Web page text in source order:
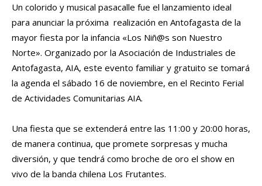
Un colorido y musical pasacalle fue el lanzamiento ideal
para anunciar la próxima realización en Antofagasta de la
mayor fiesta por la infancia «Los Niñ@s son Nuestro
Norte». Organizado por la Asociación de Industriales de
Antofagasta, AIA, este evento familiar y gratuito se tomará
la agenda el sábado 16 de noviembre, en el Recinto Ferial
de Actividades Comunitarias AIA.
Una fiesta que se extenderá entre las 11:00 y 20:00 horas,
de manera continua, que promete sorpresas y mucha
diversión, y que tendrá como broche de oro el show en
vivo de la banda chilena Los Frutantes.